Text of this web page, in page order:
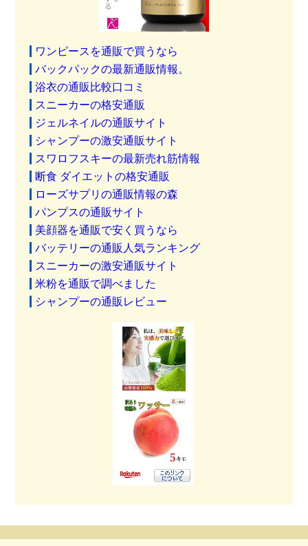
ワンピースを通販で買うなら
バックパックの最新通販情報。
浴衣の通販比較口コミ
スニーカーの格安通販
ジェルネイルの通販サイト
シャンプーの激安通販サイト
スワロフスキーの最新売れ筋情報
断食 ダイエットの格安通販
ローズサプリの通販情報の森
パンプスの通販サイト
美顔器を通販で安く買うなら
バッテリーの通販人気ランキング
スニーカーの激安通販サイト
米粉を通販で調べました
シャンプーの通販レビュー